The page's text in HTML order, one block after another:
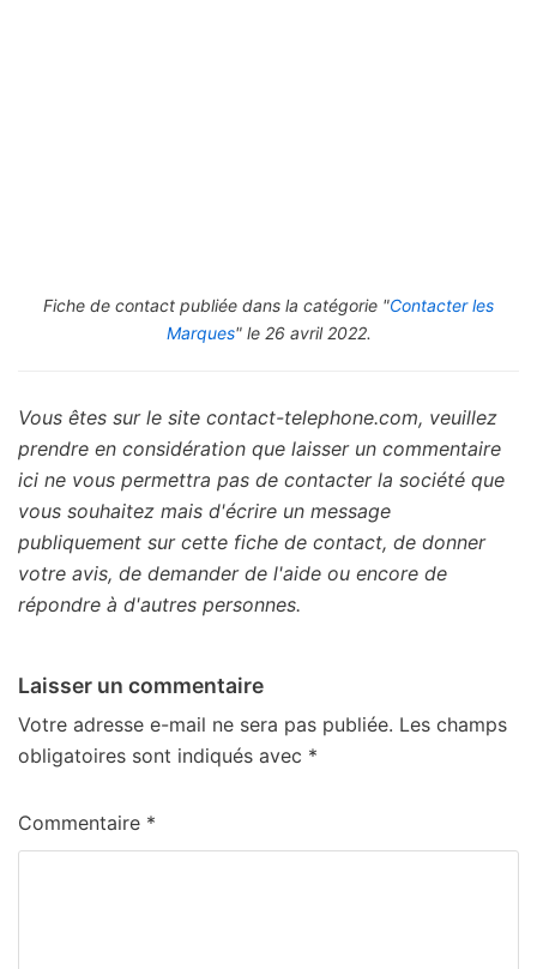
Fiche de contact publiée dans la catégorie "Contacter les
Marques" le 26 avril 2022.
Vous êtes sur le site contact-telephone.com, veuillez
prendre en considération que laisser un commentaire
ici ne vous permettra pas de contacter la société que
vous souhaitez mais d'écrire un message
publiquement sur cette fiche de contact, de donner
votre avis, de demander de l'aide ou encore de
répondre à d'autres personnes.
Laisser un commentaire
Votre adresse e-mail ne sera pas publiée. Les champs
obligatoires sont indiqués avec *
Commentaire *